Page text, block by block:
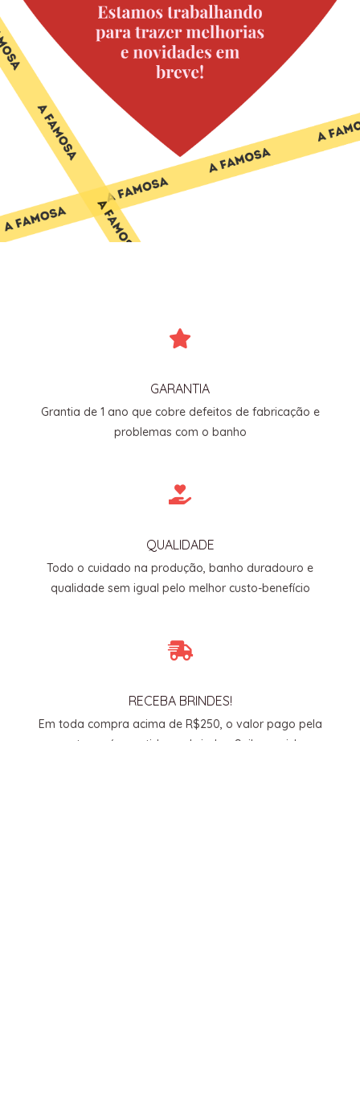
GARANTIA
Grantia de 1 ano que cobre defeitos de fabricação e
problemas com o banho
QUALIDADE
Todo o cuidado na produção, banho duradouro e
qualidade sem igual pelo melhor custo-benefício
RECEBA BRINDES!
Em toda compra acima de R$250, o valor pago pela
entrega é revertido em brindes. Saiba mais!